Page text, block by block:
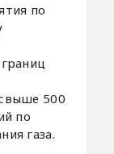
по
500
по
газа.